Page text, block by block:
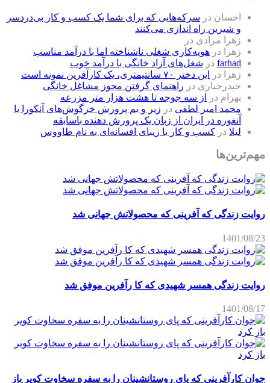
احسان در سرکه‌هایی که برای شما یک کسب و کار بی‌دردسر
و شیرین راه اندازی می‌کنند
زهرا مرادی در
زهرا
در هویه‌کاری شغلی ناشناخته اما با درآمد مناسب
farhad در شغل‌های آزاد خانگی با درآمد خوب
زهرا
در
این دختر ۷۰ سانتیمتری، یک کارآفرین نمونه است
حیدرجباری در راهنمای گرفتن مجوز مشاغل خانگی
بهرام در
از سه جوجه تا هشت هزار متر مزرعه
محمد امیر لطفی در زیر و بم پرورش خرگوش‌های آنکورا یا
آنغوره در ایران از زبان یک پرورش دهنده باسابقه
لیلا در کسب و کار با زیبای افسانه‌ای به نام طاووس
مهم‌ترین‌ها
روایت زندگی که آفرینی که محصولاتش جهانی شد
1401/08/23
روایت زندگی همسر شهیدی که کا رآفرین موفق شد
1401/08/17
جوان کارآفرینی که پای روستانشینان را به سفره سخاوت کویر باز